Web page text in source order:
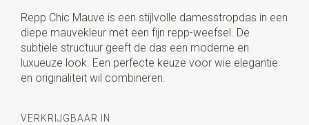
Repp Chic Mauve is een stijlvolle damesstropdas in een
diepe mauvekleur met een fijn repp-weefsel. De
subtiele structuur geeft de das een moderne en
luxueuze look. Een perfecte keuze voor wie elegantie
en originaliteit wil combineren.
VERKRIJGBAAR IN